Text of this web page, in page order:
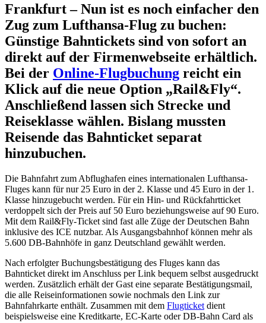
Frankfurt – Nun ist es noch einfacher den
Zug zum Lufthansa-Flug zu buchen:
Günstige Bahntickets sind von sofort an
direkt auf der Firmenwebseite erhältlich.
Bei der Online-Flugbuchung reicht ein
Klick auf die neue Option „Rail&Fly“.
Anschließend lassen sich Strecke und
Reiseklasse wählen. Bislang mussten
Reisende das Bahnticket separat
hinzubuchen.
Die Bahnfahrt zum Abflughafen eines internationalen Lufthansa-
Fluges kann für nur 25 Euro in der 2. Klasse und 45 Euro in der 1.
Klasse hinzugebucht werden. Für ein Hin- und Rückfahrtticket
verdoppelt sich der Preis auf 50 Euro beziehungsweise auf 90 Euro.
Mit dem Rail&Fly-Ticket sind fast alle Züge der Deutschen Bahn
inklusive des ICE nutzbar. Als Ausgangsbahnhof können mehr als
5.600 DB-Bahnhöfe in ganz Deutschland gewählt werden.
Nach erfolgter Buchungsbestätigung des Fluges kann das
Bahnticket direkt im Anschluss per Link bequem selbst ausgedruckt
werden. Zusätzlich erhält der Gast eine separate Bestätigungsmail,
die alle Reiseinformationen sowie nochmals den Link zur
Bahnfahrkarte enthält. Zusammen mit dem Flugticket dient
beispielsweise eine Kreditkarte, EC-Karte oder DB-Bahn Card als